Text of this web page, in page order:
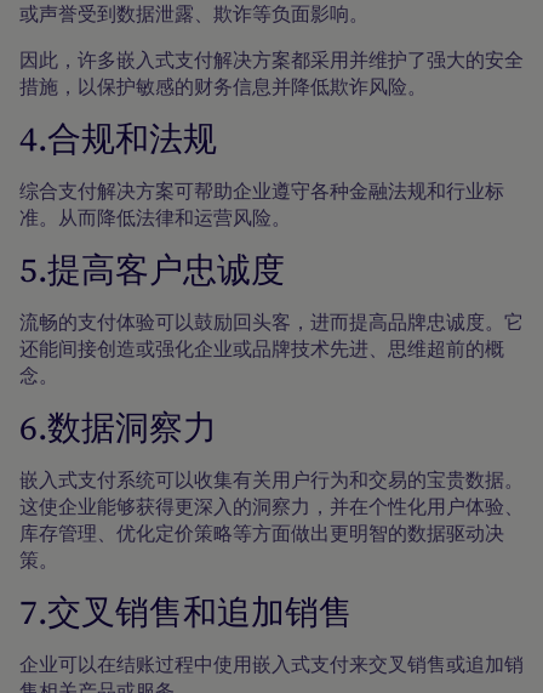
或声誉受到数据泄露、欺诈等负面影响。
因此，许多嵌入式支付解决方案都采用并维护了强大的安全
措施，以保护敏感的财务信息并降低欺诈风险。
4.合规和法规
综合支付解决方案可帮助企业遵守各种金融法规和行业标
准。从而降低法律和运营风险。
5.提高客户忠诚度
流畅的支付体验可以鼓励回头客，进而提高品牌忠诚度。它
还能间接创造或强化企业或品牌技术先进、思维超前的概
念。
6.数据洞察力
嵌入式支付系统可以收集有关用户行为和交易的宝贵数据。
这使企业能够获得更深入的洞察力，并在个性化用户体验、
库存管理、优化定价策略等方面做出更明智的数据驱动决
策。
7.交叉销售和追加销售
企业可以在结账过程中使用嵌入式支付来交叉销售或追加销